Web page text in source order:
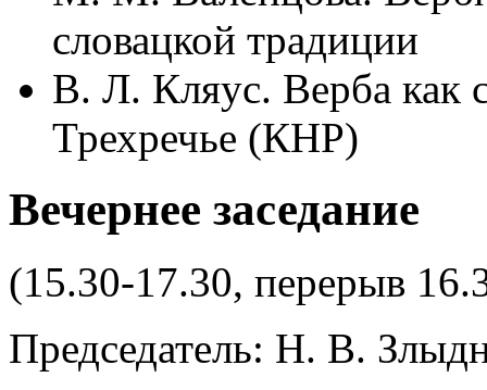
словацкой традиции
В. Л. Кляус. Верба как
Трехречье (КНР)
Вечернее заседание
(15.30-17.30, перерыв
Председатель: Н. В.